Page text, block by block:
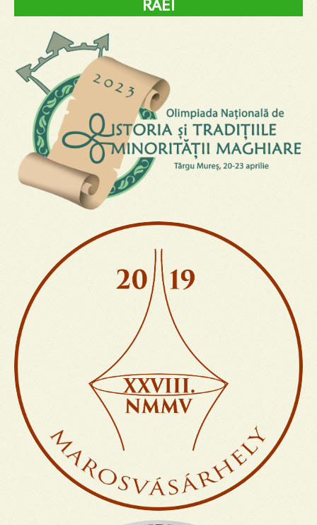
RAEI